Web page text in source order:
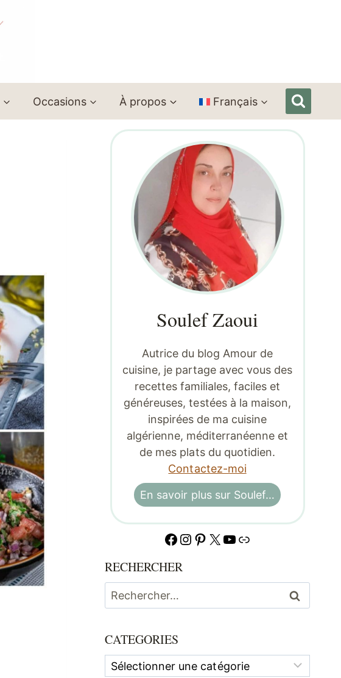
Occasions À propos Français
Soulef Zaoui
Autrice du blog Amour de
cuisine, je partage avec vous des
recettes familiales, faciles et
généreuses, testées à la maison,
inspirées de ma cuisine
algérienne, méditerranéenne et
de mes plats du quotidien.
Contactez-moi
En savoir plus sur Soulef…
Facebook
Instagram
Pinterest
X YouTube
Lien
RECHERCHER
Rechercher :
CATEGORIES
Categories